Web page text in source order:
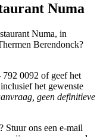
Numa
Numa, in
Berendonck?
0092 of geef het
het gewenste
geen definitieve
Stuur ons een e-mail